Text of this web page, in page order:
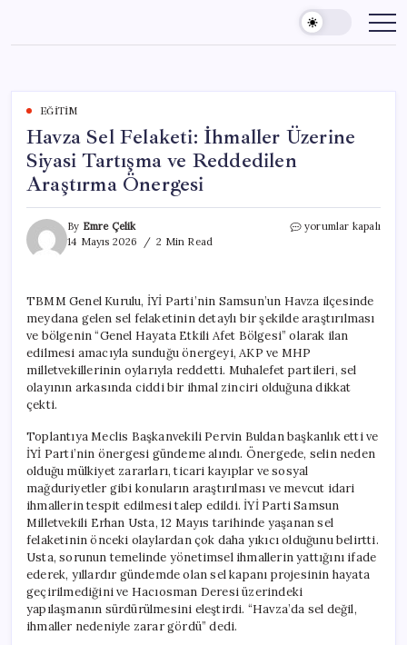
content
EĞITIM
Havza Sel Felaketi: İhmaller Üzerine
Siyasi Tartışma ve Reddedilen
Araştırma Önergesi
By Emre Çelik
14 Mayıs 2026
2 Min Read
Havza
Siyasi
Tartışma
ve
Reddedilen
Araştırma
Önergesi
için
yorumlar kapalı
TBMM Genel Kurulu, İYİ Parti’nin Samsun’un Havza ilçesinde
meydana gelen sel felaketinin detaylı bir şekilde araştırılması
ve bölgenin “Genel Hayata Etkili Afet Bölgesi” olarak ilan
edilmesi amacıyla sunduğu önergeyi, AKP ve MHP
milletvekillerinin oylarıyla reddetti. Muhalefet partileri, sel
olayının arkasında ciddi bir ihmal zinciri olduğuna dikkat
çekti.
Toplantıya Meclis Başkanvekili Pervin Buldan başkanlık etti ve
İYİ Parti’nin önergesi gündeme alındı. Önergede, selin neden
olduğu mülkiyet zararları, ticari kayıplar ve sosyal
mağduriyetler gibi konuların araştırılması ve mevcut idari
ihmallerin tespit edilmesi talep edildi. İYİ Parti Samsun
Milletvekili Erhan Usta, 12 Mayıs tarihinde yaşanan sel
felaketinin önceki olaylardan çok daha yıkıcı olduğunu belirtti.
Usta, sorunun temelinde yönetimsel ihmallerin yattığını ifade
ederek, yıllardır gündemde olan sel kapanı projesinin hayata
geçirilmediğini ve Hacıosman Deresi üzerindeki
yapılaşmanın sürdürülmesini eleştirdi. “Havza’da sel değil,
ihmaller nedeniyle zarar gördü” dedi.